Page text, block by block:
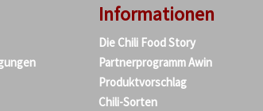
Informationen
Die Chili Food Story
Partnerprogramm Awin
Produktvorschlag
Chili-Sorten